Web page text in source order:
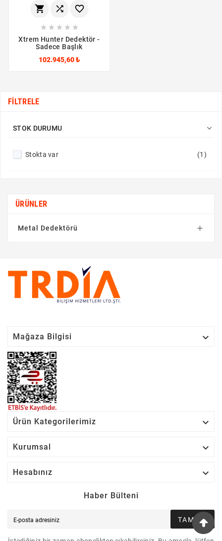
  
    
Xtrem Hunter Dedektör -
Sadece Başlık
102.945,60 ₺
FILTRELE
STOK DURUMU 
Stokta var (1)
ÜRÜNLER
Metal Dedektörü 
Mağaza Bilgisi 
Ürün Kategorilerimiz 
Kurumsal 
Hesabınız 
Haber Bülteni
TAMAM